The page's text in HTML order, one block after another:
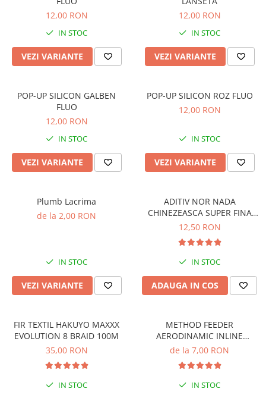
Alune tigrate
Senzori pescuit
Swingere pescuit
Suport lansete
Picheți pescuit
Monturi și componente
Monturi crap
Accesorii monturi
Vartej pescuit
Agrafe pescuit
Rig pescuit
Crosete si burghie pescuit
Foarfeca pescuit
Cleste pescuit
Pescuit la Feeder
12,00 RON
IN STOC
VEZI VARIANTE
12,00 RON
IN STOC
VEZI VARIANTE
POP-UP SILICON GALBEN
FLUO
12,00 RON
IN STOC
VEZI VARIANTE
POP-UP SILICON ROZ FLUO
12,00 RON
IN STOC
VEZI VARIANTE
Plumb Lacrima
de la 2,00 RON
IN STOC
VEZI VARIANTE
ADITIV NOR NADA
CHINEZEASCA SUPER FINA
30G
12,50 RON
IN STOC
ADAUGA IN COS
FIR TEXTIL HAKUYO MAXXX
EVOLUTION 8 BRAID 100M
35,00 RON
IN STOC
METHOD FEEDER
AERODINAMIC INLINE
DISTANCE
de la 7,00 RON
IN STOC